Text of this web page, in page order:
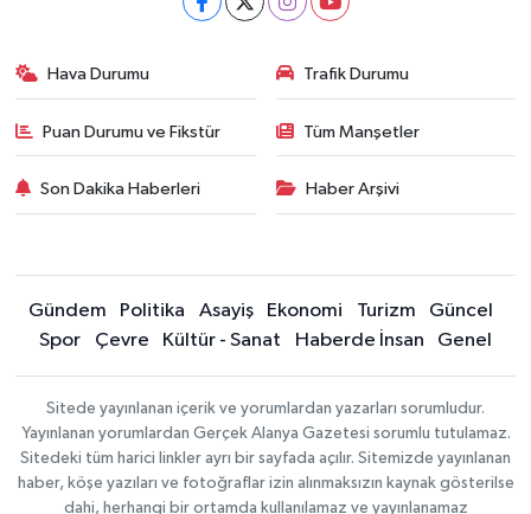
Hava Durumu Trafik Durumu
Puan Durumu ve Fikstür Tüm Manşetler
Son Dakika Haberleri Haber Arşivi
Gündem Politika Asayiş Ekonomi Turizm
Güncel
Spor
Çevre Kültür - Sanat Haberde İnsan Genel
Sitede yayınlanan içerik ve yorumlardan yazarları sorumludur.
Yayınlanan yorumlardan Gerçek Alanya Gazetesi sorumlu tutulamaz.
Sitedeki tüm harici linkler ayrı bir sayfada açılır. Sitemizde yayınlanan
haber, köşe yazıları ve fotoğraflar izin alınmaksızın kaynak gösterilse
dahi, herhangi bir ortamda kullanılamaz ve yayınlanamaz